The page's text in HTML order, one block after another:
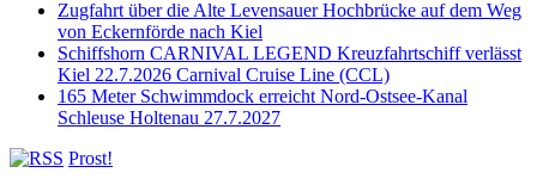
Zugfahrt über die Alte Levensauer Hochbrücke auf dem Weg
von Eckernförde nach Kiel
Schiffshorn CARNIVAL LEGEND Kreuzfahrtschiff verlässt
Kiel 22.7.2026 Carnival Cruise Line (CCL)
165 Meter Schwimmdock erreicht Nord-Ostsee-Kanal
Schleuse Holtenau 27.7.2027
Prost!